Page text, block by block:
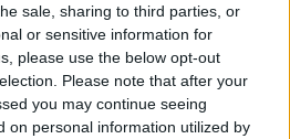
sale, sharing to third parties, or
or sensitive information for
please use the below opt-out
Please note that after your
you may continue seeing
on personal information utilized by